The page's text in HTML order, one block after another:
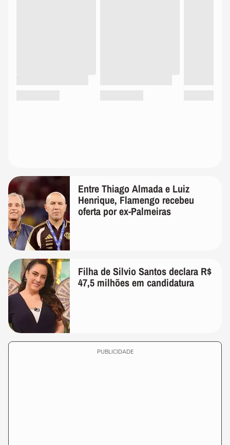
Entre Thiago Almada e Luiz
Henrique, Flamengo recebeu
oferta por ex-Palmeiras
Filha de Silvio Santos declara R$
47,5 milhões em candidatura
PUBLICIDADE